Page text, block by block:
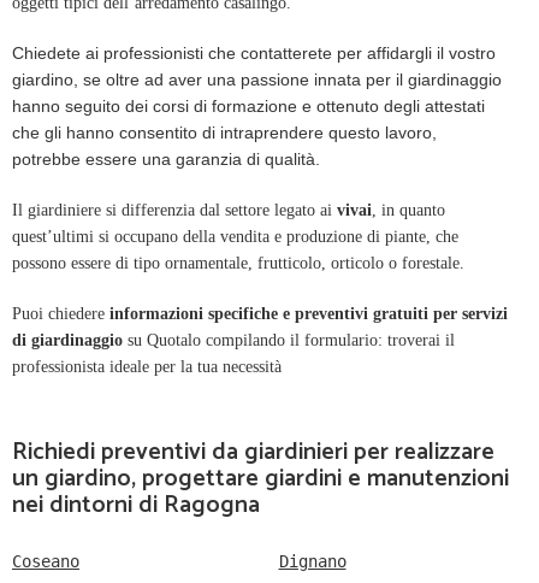
Chiedete ai professionisti che contatterete per affidargli il vostro
giardino, se oltre ad aver una passione innata per il giardinaggio
hanno seguito dei corsi di formazione e ottenuto degli attestati
che gli hanno consentito di intraprendere questo lavoro,
potrebbe essere una garanzia di qualità.
Il giardiniere si differenzia dal settore legato ai vivai, in quanto
quest’ultimi si occupano della vendita e produzione di piante, che
possono essere di tipo ornamentale, frutticolo, orticolo o forestale.
Puoi chiedere informazioni specifiche e preventivi gratuiti per servizi
di giardinaggio su Quotalo compilando il formulario: troverai il
professionista ideale per la tua necessità
Richiedi preventivi da giardinieri per realizzare
un giardino, progettare giardini e manutenzioni
nei dintorni di Ragogna
Coseano
Dignano